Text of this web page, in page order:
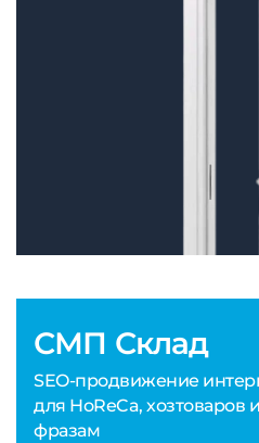
СМП Склад
SEO-продвижение
для HoReCa, хозтоваров
фразам